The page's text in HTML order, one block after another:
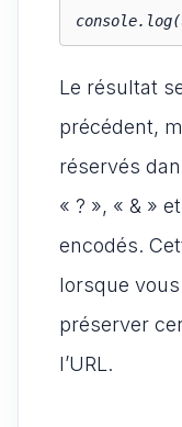
Le résultat
précédent,
réservés
« ? », « & »
encodés.
lorsque
préserver
l’URL.